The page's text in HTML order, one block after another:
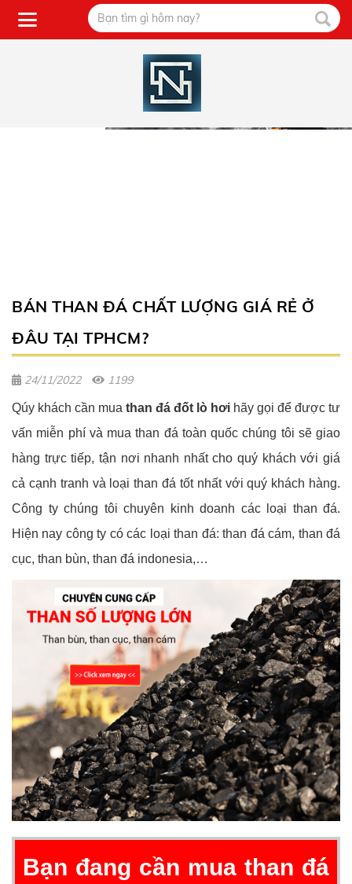
BÁN THAN ĐÁ CHẤT LƯỢNG GIÁ RẺ Ở
ĐÂU TẠI TPHCM?
24/11/2022 1199
Qúy khách cần mua than đá đốt lò hơi hãy gọi để được tư
vấn miễn phí và mua than đá toàn quốc chúng tôi sẽ giao
hàng trực tiếp, tận nơi nhanh nhất cho quý khách với giá
cả cạnh tranh và loại than đá tốt nhất với quý khách hàng.
Công ty chúng tôi chuyên kinh doanh các loại than đá.
Hiện nay công ty có các loại than đá: than đá cám, than đá
cục, than bùn, than đá indonesia,…
Bạn đang cần mua than đá